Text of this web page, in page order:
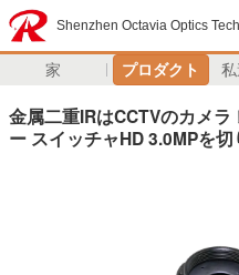
Shenzhen Octavia Optics
家 プロダクト
金属二重IRはCCTVのカメ
ー スイッチャHD 3.0MPを